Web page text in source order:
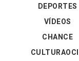
DEPORTES
VÍDEOS
CHANCE